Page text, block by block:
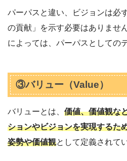
パーパスと違い、ビジョンは必
の貢献」を示す必要はありませ
によっては、パーパスとしての
③バリュー（Value）
バリューとは、 価値、価値観な
ションやビジョンを実現するた
姿勢や価値観として定義されて